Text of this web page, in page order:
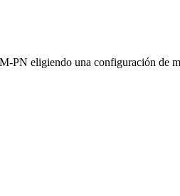
PN eligiendo una configuración de